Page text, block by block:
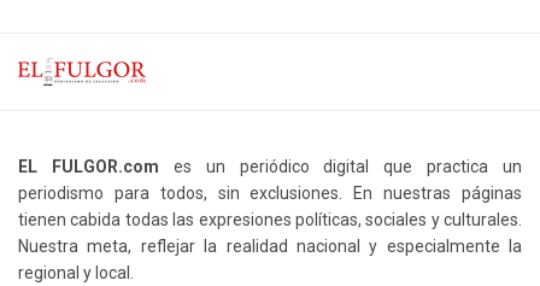
EL FULGOR.com es un periódico digital que practica un
periodismo para todos, sin exclusiones. En nuestras páginas
tienen cabida todas las expresiones políticas, sociales y culturales.
Nuestra meta, reflejar la realidad nacional y especialmente la
regional y local.